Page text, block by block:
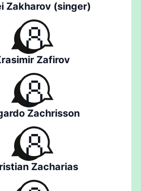
Zakharov (singer)
Zafirov
Zachrisson
Zacharias